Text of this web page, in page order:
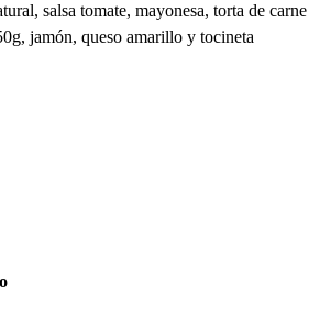
salsa tomate, mayonesa, torta de carne
jamón, queso amarillo y tocineta